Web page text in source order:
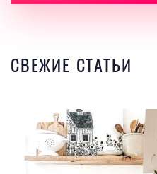
СВЕЖИЕ СТАТЬИ